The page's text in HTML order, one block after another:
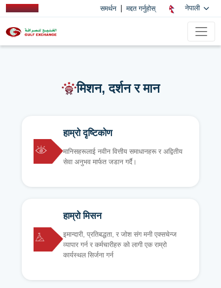
समर्थन मद्दत गर्नुहोस् नेपाली
मिशन, दर्शन र मान
हाम्रो दृष्टिकोण
मानिसहरूलाई नवीन वित्तीय समाधानहरू र अद्वितीय
सेवा अनुभव मार्फत जडान गर्दै।
हाम्रो मिसन
इमान्दारी, प्रतिबद्धता, र जोश संग मनी एक्सचेन्ज
व्यापार गर्न र कर्मचारीहरु को लागी एक राम्रो
कार्यस्थल सिर्जना गर्न